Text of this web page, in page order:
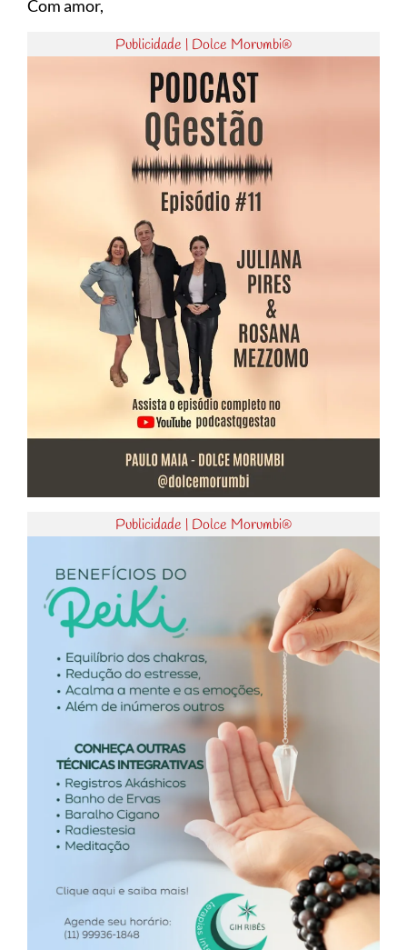
Com amor,
Publicidade | Dolce Morumbi®
Publicidade | Dolce Morumbi®